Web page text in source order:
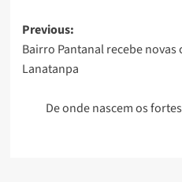
Post
navigation
Previous:
Bairro Pantanal recebe novas
Lanatanpa
De onde nascem os